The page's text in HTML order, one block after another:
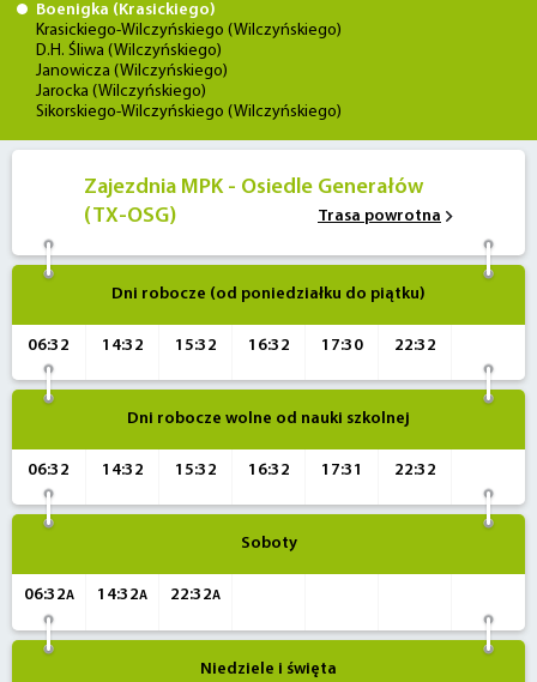
Boenigka (Krasickiego)
Krasickiego-Wilczyńskiego (Wilczyńskiego)
D.H. Śliwa (Wilczyńskiego)
Janowicza (Wilczyńskiego)
Jarocka (Wilczyńskiego)
Sikorskiego-Wilczyńskiego (Wilczyńskiego)
Zajezdnia MPK - Osiedle Generałów
(TX-OSG)
Trasa powrotna
Dni robocze (od poniedziałku do piątku)
06:32 14:32 15:32 16:32 17:30 22:32
Dni robocze wolne od nauki szkolnej
06:32 14:32 15:32 16:32 17:31 22:32
Soboty
06:32A 14:32A 22:32A
Niedziele i święta